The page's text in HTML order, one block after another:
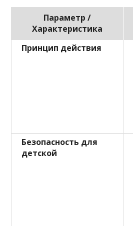
Параметр /
Характеристика
Принцип действия
Безопасность для
детской